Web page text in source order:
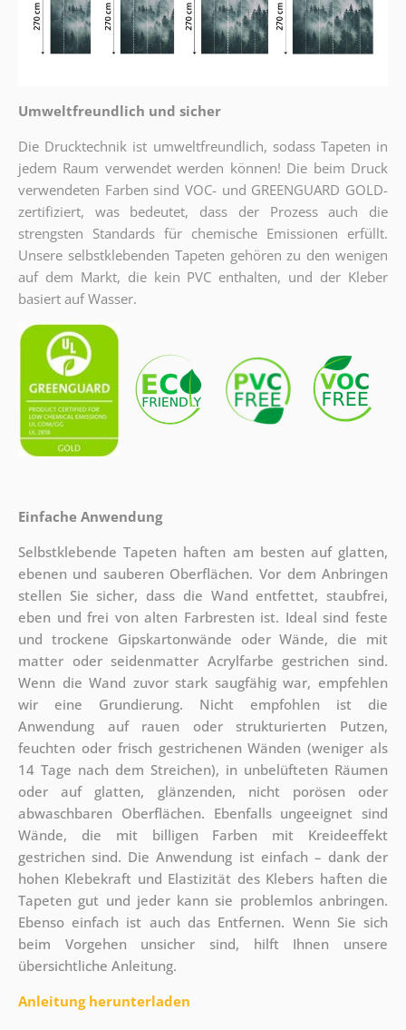
Umweltfreundlich und sicher
Die Drucktechnik ist umweltfreundlich, sodass Tapeten in
jedem Raum verwendet werden können! Die beim Druck
verwendeten Farben sind VOC- und GREENGUARD GOLD-
zertifiziert, was bedeutet, dass der Prozess auch die
strengsten Standards für chemische Emissionen erfüllt.
Unsere selbstklebenden Tapeten gehören zu den wenigen
auf dem Markt, die kein PVC enthalten, und der Kleber
basiert auf Wasser.
Einfache Anwendung
Selbstklebende Tapeten haften am besten auf glatten,
ebenen und sauberen Oberflächen. Vor dem Anbringen
stellen Sie sicher, dass die Wand entfettet, staubfrei,
eben und frei von alten Farbresten ist. Ideal sind feste
und trockene Gipskartonwände oder Wände, die mit
matter oder seidenmatter Acrylfarbe gestrichen sind.
Wenn die Wand zuvor stark saugfähig war, empfehlen
wir eine Grundierung. Nicht empfohlen ist die
Anwendung auf rauen oder strukturierten Putzen,
feuchten oder frisch gestrichenen Wänden (weniger als
14 Tage nach dem Streichen), in unbelüfteten Räumen
oder auf glatten, glänzenden, nicht porösen oder
abwaschbaren Oberflächen. Ebenfalls ungeeignet sind
Wände, die mit billigen Farben mit Kreideeffekt
gestrichen sind. Die Anwendung ist einfach – dank der
hohen Klebekraft und Elastizität des Klebers haften die
Tapeten gut und jeder kann sie problemlos anbringen.
Ebenso einfach ist auch das Entfernen. Wenn Sie sich
beim Vorgehen unsicher sind, hilft Ihnen unsere
übersichtliche Anleitung.
Anleitung herunterladen